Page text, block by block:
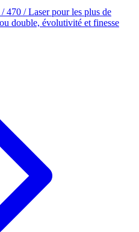
470 / Laser pour les plus de
double, évolutivité et finesse